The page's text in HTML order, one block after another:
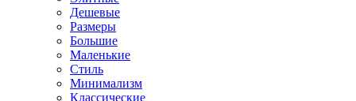
Дешевые
Размеры
Большие
Маленькие
Стиль
Минимализм
Классические